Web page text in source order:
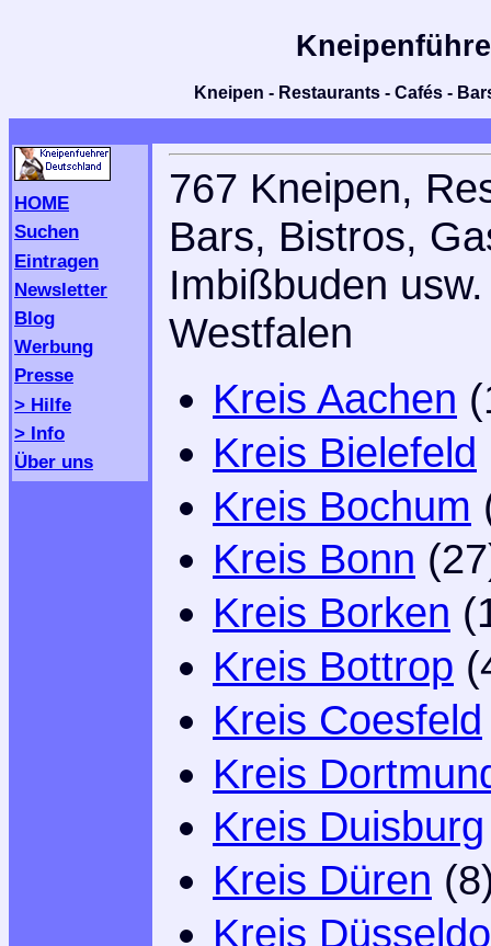
Kneipen - Restaurants - Cafés -
HOME
Suchen
Eintragen
Newsletter
Blog
Werbung
Presse
> Hilfe
> Info
Über uns
767 Kneipen,
Bars, Bistros,
Imbißbuden
Westfalen
Kreis Aachen
Kreis Bielefeld
Kreis Bochum
Kreis Bonn
Kreis Borken
Kreis Bottrop
Kreis Coesfeld
Kreis
Kreis Duisburg
Kreis Düren
Kreis